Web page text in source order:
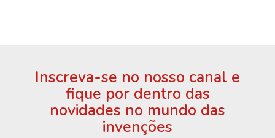
Inscreva-se no nosso canal e
fique por dentro das
novidades no mundo das
invenções